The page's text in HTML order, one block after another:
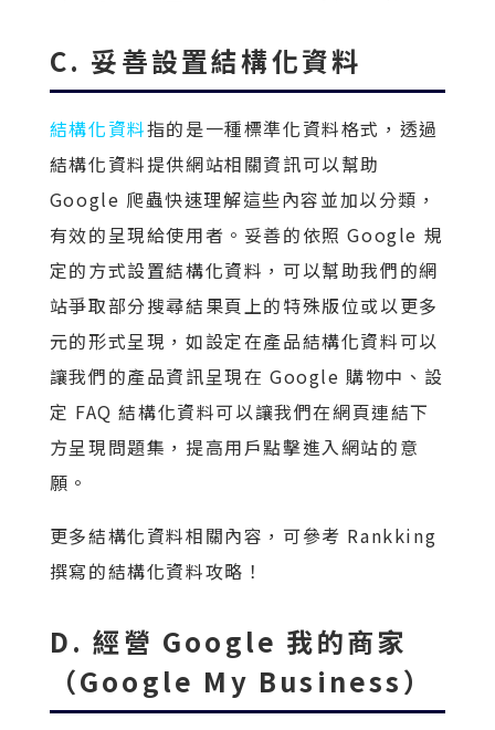
C. 妥善設置結構化資料
結構化資料指的是一種標準化資料格式，透過
結構化資料提供網站相關資訊可以幫助
Google 爬蟲快速理解這些內容並加以分類，
有效的呈現給使用者。妥善的依照 Google 規
定的方式設置結構化資料，可以幫助我們的網
站爭取部分搜尋結果頁上的特殊版位或以更多
元的形式呈現，如設定在產品結構化資料可以
讓我們的產品資訊呈現在 Google 購物中、設
定 FAQ 結構化資料可以讓我們在網頁連結下
方呈現問題集，提高用戶點擊進入網站的意
願。
更多結構化資料相關內容，可參考 Rankking
撰寫的結構化資料攻略！
D. 經營 Google 我的商家
（Google My Business）